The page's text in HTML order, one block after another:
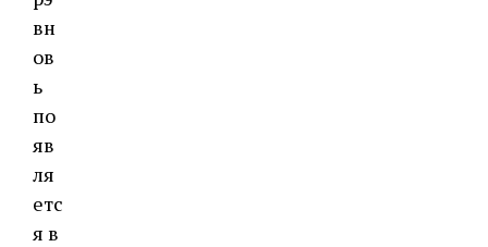
вн
ов
ь
по
яв
ля
етс
я в